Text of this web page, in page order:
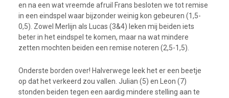
en na een wat vreemde afruil Frans besloten we tot remise
in een eindspel waar bijzonder weinig kon gebeuren (1,5-
0,5). Zowel Merlijn als Lucas (3&4) leken mij beiden iets
beter in het eindspel te komen, maar na wat mindere
zetten mochten beiden een remise noteren (2,5-1,5).
Onderste borden over! Halverwege leek het er een beetje
op dat het verkeerd zou vallen. Julian (5) en Leon (7)
stonden beiden tegen een aardig mindere stelling aan te